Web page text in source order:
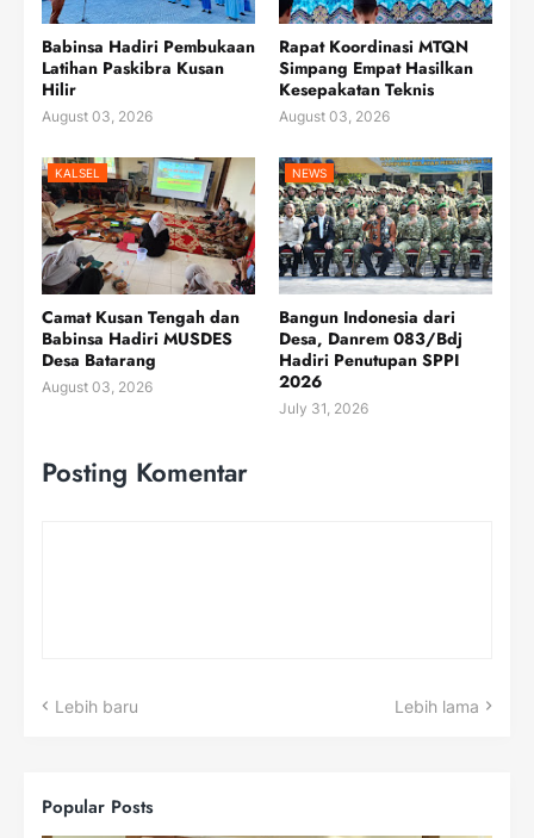
Babinsa Hadiri Pembukaan
Latihan Paskibra Kusan
Hilir
August 03, 2026
Rapat Koordinasi MTQN
Simpang Empat Hasilkan
Kesepakatan Teknis
August 03, 2026
KALSEL
Camat Kusan Tengah dan
Babinsa Hadiri MUSDES
Desa Batarang
August 03, 2026
NEWS
Bangun Indonesia dari
Desa, Danrem 083/Bdj
Hadiri Penutupan SPPI
2026
July 31, 2026
Posting Komentar
Lebih baru Lebih lama
Popular Posts